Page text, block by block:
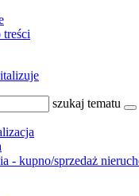
treści
szukaj tematu
- kupno/sprzedaż